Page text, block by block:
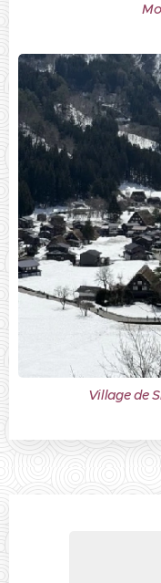
Village de